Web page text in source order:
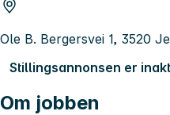
Ole B. Bergersvei 1, 3520
Stillingsannonsen er
Om jobben